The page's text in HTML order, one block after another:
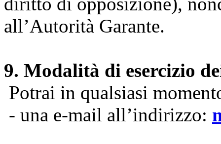
all’Autorità Garante.
9. Modalità di esercizio
Potrai in qualsiasi
- una e-mail all’indirizzo: